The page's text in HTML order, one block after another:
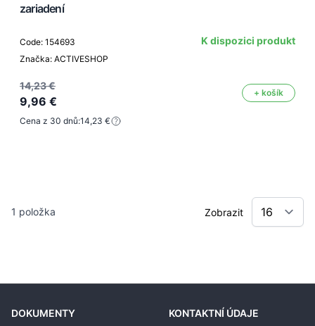
zariadení
Code: 154693
Značka: ACTIVESHOP
K dispozici produkt
14,23 €
9,96 €
+ košík
Cena z 30 dnů:14,23 €
1 položka Zobrazit
DOKUMENTY KONTAKTNÍ ÚDAJE